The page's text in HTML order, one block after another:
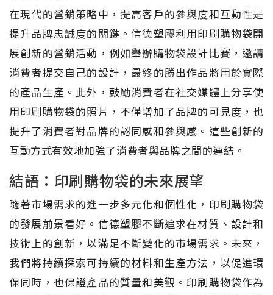
在現代的營銷策略中，提高客戶的參與度和互動性是
提升品牌忠誠度的關鍵。信德塑膠利用印刷購物袋開
展創新的營銷活動，例如舉辦購物袋設計比賽，邀請
消費者提交自己的設計，最終的勝出作品將用於實際
的產品生產。此外，鼓勵消費者在社交媒體上分享使
用印刷購物袋的照片，不僅增加了品牌的可見度，也
提升了消費者對品牌的認同感和參與感。這些創新的
互動方式有效地加強了消費者與品牌之間的連結。
結語：印刷購物袋的未來展望
隨著市場需求的進一步多元化和個性化，印刷購物袋
的發展前景看好。信德塑膠不斷追求在材質、設計和
技術上的創新，以滿足不斷變化的市場需求。未來，
我們將持續探索可持續的材料和生產方法，以促進環
保同時，也保證產品的質量和美觀。印刷購物袋作為